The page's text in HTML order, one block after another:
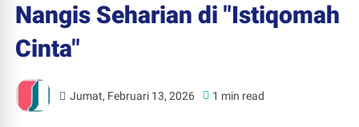
Nangis Seharian di "Istiqomah
Cinta"
Jumat, Februari 13, 2026 1 min read